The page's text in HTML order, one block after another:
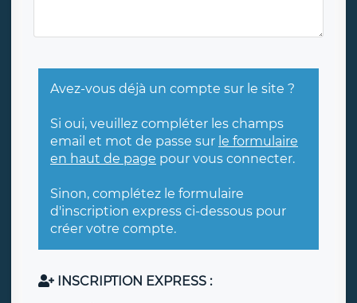
Avez-vous déjà un compte sur le site ?
Si oui, veuillez compléter les champs
email et mot de passe sur le formulaire
en haut de page pour vous connecter.
Sinon, complétez le formulaire
d'inscription express ci-dessous pour
créer votre compte.
INSCRIPTION EXPRESS :